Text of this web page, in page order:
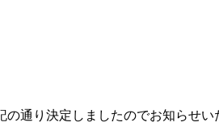
通り決定しましたのでお知らせい